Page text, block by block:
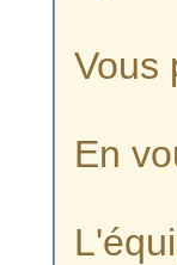
Vous
En